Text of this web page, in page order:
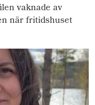
vaknade av
när fritidshuset